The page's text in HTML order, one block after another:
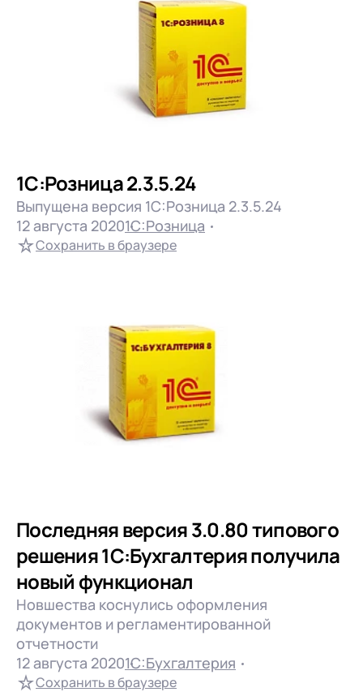
1С:Розница 2.3.5.24
Выпущена версия 1С:Розница 2.3.5.24
12 августа 20201С:Розница
Сохранить в браузере
Последняя версия 3.0.80 типового
решения 1С:Бухгалтерия получила
новый функционал
Новшества коснулись оформления
документов и регламентированной
отчетности
12 августа 20201С:Бухгалтерия
Сохранить в браузере